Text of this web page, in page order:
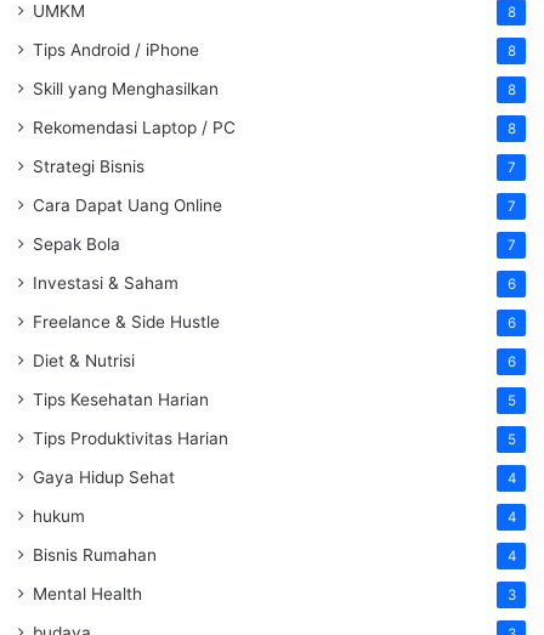
UMKM 8
Tips Android / iPhone 8
Skill yang Menghasilkan 8
Rekomendasi Laptop / PC 8
Strategi Bisnis 7
Cara Dapat Uang Online 7
Sepak Bola 7
Investasi & Saham 6
Freelance & Side Hustle 6
Diet & Nutrisi 6
Tips Kesehatan Harian 5
Tips Produktivitas Harian 5
Gaya Hidup Sehat 4
hukum 4
Bisnis Rumahan 4
Mental Health 3